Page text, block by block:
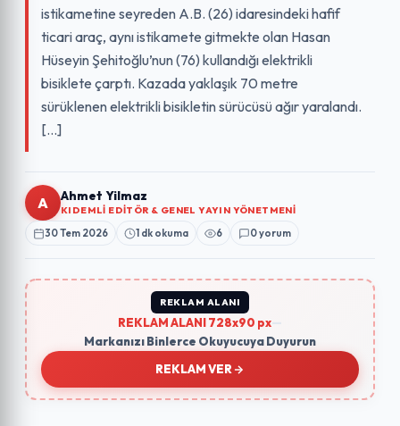
istikametine seyreden A.B. (26) idaresindeki hafif
ticari araç, aynı istikamete gitmekte olan Hasan
Hüseyin Şehitoğlu’nun (76) kullandığı elektrikli
bisiklete çarptı. Kazada yaklaşık 70 metre
sürüklenen elektrikli bisikletin sürücüsü ağır yaralandı.
[…]
A Ahmet Yilmaz
KIDEMLI EDITÖR & GENEL YAYIN YÖNETMENI
30 Tem 2026 1 dk okuma 6 0 yorum
REKLAM ALANI
REKLAM ALANI 728x90 px
Markanızı Binlerce Okuyucuya Duyurun
REKLAM VER